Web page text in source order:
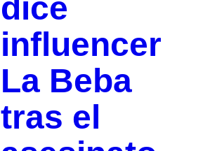
dice
influencer
La Beba
tras el